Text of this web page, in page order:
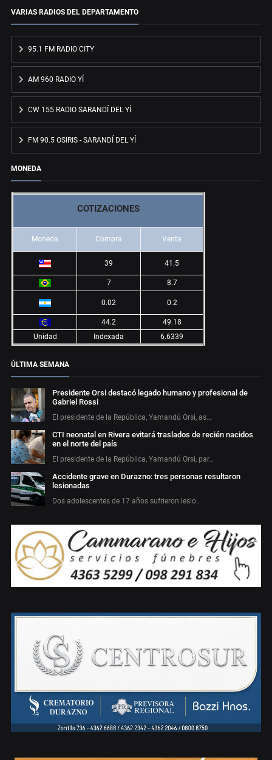
VARIAS RADIOS DEL DEPARTAMENTO
95.1 FM RADIO CITY
AM 960 RADIO YÍ
CW 155 RADIO SARANDÍ DEL YÍ
FM 90.5 OSIRIS - SARANDÍ DEL YÍ
MONEDA
COTIZACIONES
Moneda Compra Venta
39 41.5
7 8.7
0.02 0.2
44.2
49.18
Unidad
Indexada 6.6339
ÚLTIMA SEMANA
Presidente Orsi destacó legado humano y profesional de
Gabriel Rossi
El presidente de la República, Yamandú Orsi, as…
CTI neonatal en Rivera evitará traslados de recién nacidos
en el norte del país
El presidente de la República, Yamandú Orsi, par…
Accidente grave en Durazno: tres personas resultaron
lesionadas
Dos adolescentes de 17 años sufrieron lesio…